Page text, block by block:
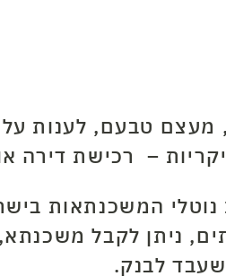
מעצם טבעם, לענות
– רכישת דירה
נוטלי המשכנתאות
ניתן לקבל
לבנק.